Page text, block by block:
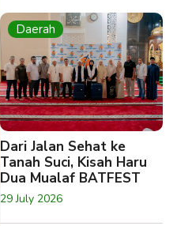
Daerah
Dari Jalan Sehat ke
Tanah Suci, Kisah Haru
Dua Mualaf BATFEST
29 July 2026